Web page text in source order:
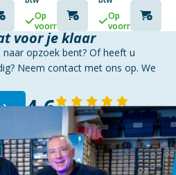
Op
voorraad
DVB-
T2
ONTVANGER
Op
voorraad
voor je klaar
opzoek bent? Of heeft u
Neem contact met ons op. We
4,6 143 reviews